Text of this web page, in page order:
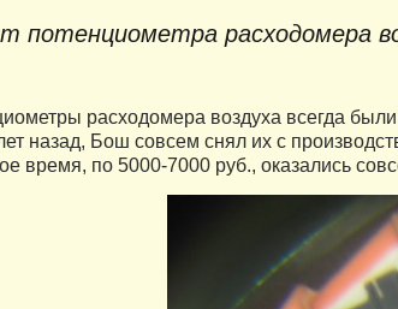
потенциометра расходомера
расходомера воздуха всегда
назад, Бош совсем снял их с
время, по 5000-7000 руб., оказались